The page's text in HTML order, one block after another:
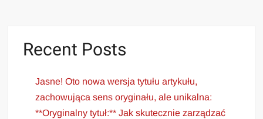
Recent Posts
Jasne! Oto nowa wersja tytułu artykułu,
zachowująca sens oryginału, ale unikalna:
**Oryginalny tytuł:** Jak skutecznie zarządzać